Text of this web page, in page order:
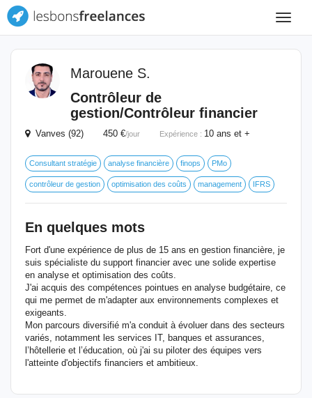
Toggle
Marouene S.
Contrôleur de
gestion/Contrôleur financier
Vanves (92) 450 €/jour Expérience : 10 ans et +
Consultant stratégie analyse financière finops PMo
contrôleur de gestion optimisation des coûts management IFRS
En quelques mots
Fort d'une expérience de plus de 15 ans en gestion financière, je
suis spécialiste du support financier avec une solide expertise
en analyse et optimisation des coûts.
J'ai acquis des compétences pointues en analyse budgétaire, ce
qui me permet de m'adapter aux environnements complexes et
exigeants.
Mon parcours diversifié m'a conduit à évoluer dans des secteurs
variés, notamment les services IT, banques et assurances,
l’hôtellerie et l’éducation, où j'ai su piloter des équipes vers
l'atteinte d'objectifs financiers et ambitieux.